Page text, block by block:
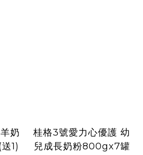
奶
1)
桂格3號愛力心優護 幼
兒成長奶粉800gx7罐